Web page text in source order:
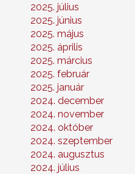
2025. július
2025. június
2025. május
2025. április
2025. március
2025. február
2025. január
2024. december
2024. november
2024. október
2024. szeptember
2024. augusztus
2024. július